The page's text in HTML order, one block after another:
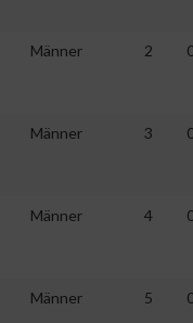
Männer 2
Männer 3
Männer 4
Männer 5